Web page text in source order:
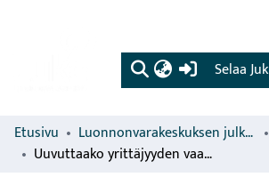
(current)
Selaa
Etusivu Luonnonvarakeskuksen julkaisut
Uuvuttaako yrittäjyyden vaatimus viljelijät?